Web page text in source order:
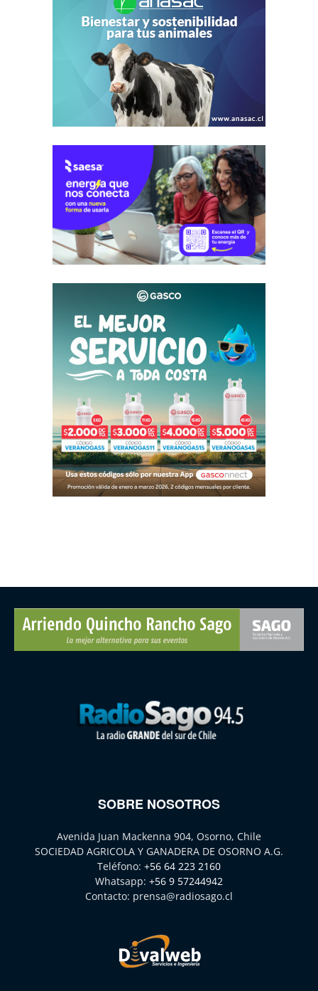
SOBRE NOSOTROS
Avenida Juan Mackenna 904, Osorno, Chile
SOCIEDAD AGRICOLA Y GANADERA DE OSORNO A.G.
Teléfono: +56 64 223 2160
Whatsapp: +56 9 57244942
Contacto: prensa@radiosago.cl